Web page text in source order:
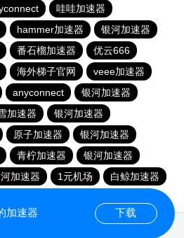
哇哇加速器
hammer加速器
银河加速器
番石榴加速器
优云666
海外梯子官网
veee加速器
anyconnect
银河加速器
加速器
银河加速器
原子加速器
银河加速器
青柠加速器
银河加速器
加速器 1元机场
白鲸加速器
加速器 下载